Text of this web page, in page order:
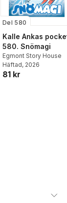
Del 580
Kalle Ankas
580. Snömagi
Egmont Story House
Häftad, 2026
81 kr